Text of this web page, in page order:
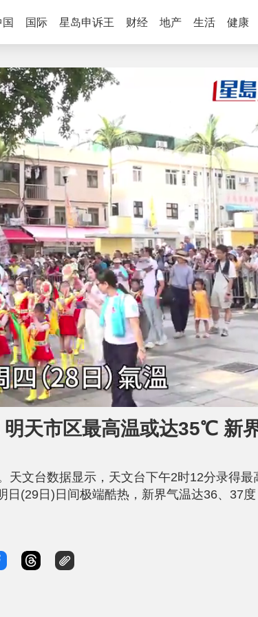
国 国际 星岛申诉王 财经 地产 生活 健康
天市区最高温或达35℃ 新
天文台数据显示，天文台下午2时12分录得最
(29日)日间极端酷热，新界气温达36、37
热，最高气温约35度。根据天文台9天天气
度，稍后有几阵骤雨，局部地区有狂风雷